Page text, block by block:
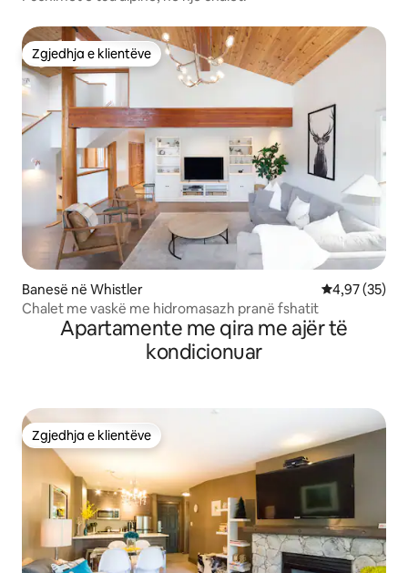
Zgjedhja e klientëve
Zgjedhja e klientëve
Banesë në Whistler Vlerësimi
4,97 (35)
Chalet me vaskë me hidromasazh pranë fshatit
Apartamente me qira me ajër të
kondicionuar
Zgjedhja e klientëve
Zgjedhja e klientëve